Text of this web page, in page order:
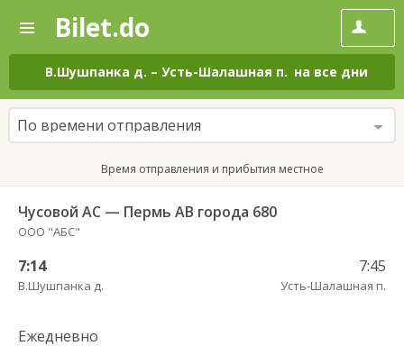
—
Поиск
и
покупка
билетов
на
автобус
онлайн
Bilet.do
В.Шушпанка д. – Усть-Шалашная п. на все дни
По времени отправления
Время отправления и прибытия местное
Чусовой АС — Пермь АВ города 680
ООО "АБС"
7:14
В.Шушпанка д.
7:45
Усть-Шалашная п.
Ежедневно